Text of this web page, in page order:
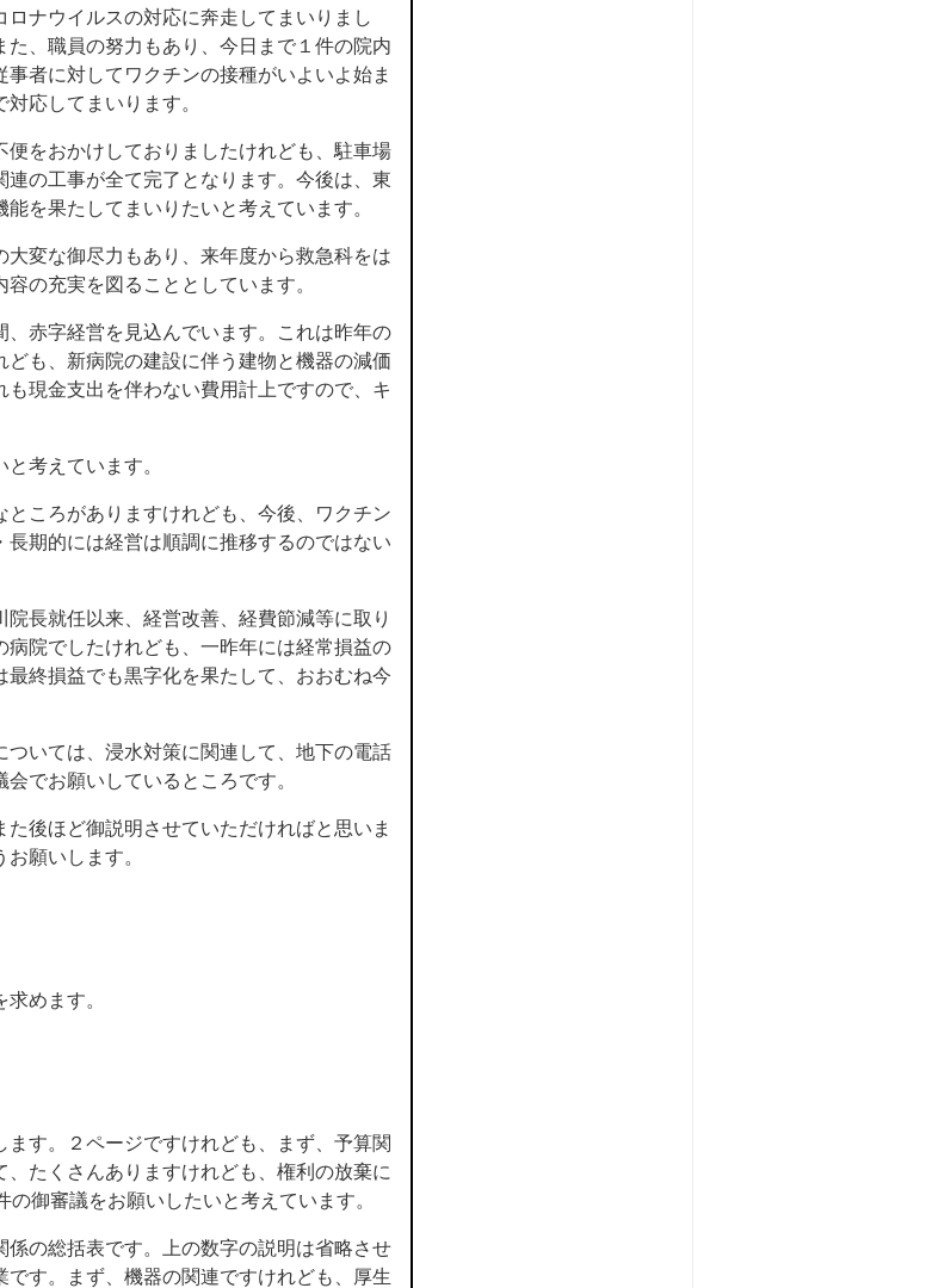
ナウイルスの対応に奔走してまいりまし
、職員の努力もあり、今日まで１件の院内
者に対してワクチンの接種がいよいよ始ま
応してまいります。
をおかけしておりましたけれども、駐車場
の工事が全て完了となります。今後は、東
を果たしてまいりたいと考えています。
変な御尽力もあり、来年度から救急科をは
の充実を図ることとしています。
赤字経営を見込んでいます。これは昨年の
も、新病院の建設に伴う建物と機器の減価
現金支出を伴わない費用計上ですので、キ
考えています。
ころがありますけれども、今後、ワクチン
期的には経営は順調に推移するのではない
長就任以来、経営改善、経費節減等に取り
院でしたけれども、一昨年には経常損益の
終損益でも黒字化を果たして、おおむね今
いては、浸水対策に関連して、地下の電話
でお願いしているところです。
後ほど御説明させていただければと思いま
願いします。
めます。
す。２ページですけれども、まず、予算関
たくさんありますけれども、権利の放棄に
の御審議をお願いしたいと考えています。
の総括表です。上の数字の説明は省略させ
す。まず、機器の関連ですけれども、厚生